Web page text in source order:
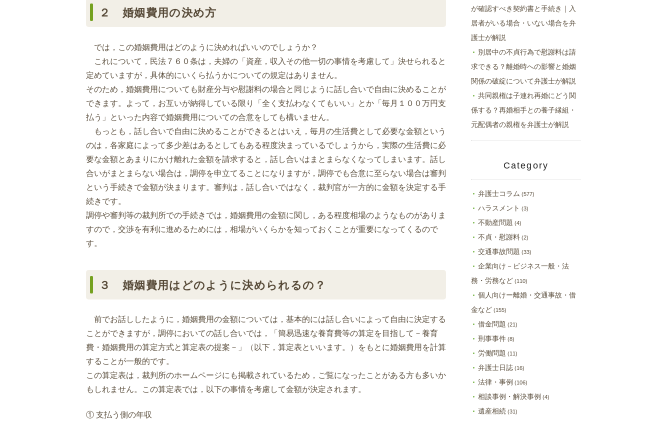
２ 婚姻費用の決め方
では，この婚姻費用はどのように決めればいいのでしょうか？
これについて，民法７６０条は，夫婦の「資産，収入その他一切の事情を考慮して」決せられると
定めていますが，具体的にいくら払うかについての規定はありません。
そのため，婚姻費用についても財産分与や慰謝料の場合と同じように話し合いで自由に決めることが
できます。よって，お互いが納得している限り「全く支払わなくてもいい」とか「毎月１００万円支
払う」といった内容で婚姻費用についての合意をしても構いません。
もっとも，話し合いで自由に決めることができるとはいえ，毎月の生活費として必要な金額という
のは，各家庭によって多少差はあるとしてもある程度決まっているでしょうから，実際の生活費に必
要な金額とあまりにかけ離れた金額を請求すると，話し合いはまとまらなくなってしまいます。話し
合いがまとまらない場合は，調停を申立てることになりますが，調停でも合意に至らない場合は審判
という手続きで金額が決まります。審判は，話し合いではなく，裁判官が一方的に金額を決定する手
続きです。
調停や審判等の裁判所での手続きでは，婚姻費用の金額に関し，ある程度相場のようなものがありま
すので，交渉を有利に進めるためには，相場がいくらかを知っておくことが重要になってくるので
す。
３ 婚姻費用はどのように決められるの？
前でお話ししたように，婚姻費用の金額については，基本的には話し合いによって自由に決定する
ことができますが，調停においての話し合いでは，「簡易迅速な養育費等の算定を目指して－養育
費・婚姻費用の算定方式と算定表の提案－」（以下，算定表といいます。）をもとに婚姻費用を計算
することが一般的です。
この算定表は，裁判所のホームページにも掲載されているため，ご覧になったことがある方も多いか
もしれません。この算定表では，以下の事情を考慮して金額が決定されます。
① 支払う側の年収
が確認すべき契約書と手続き｜入
居者がいる場合・いない場合を弁
護士が解説
別居中の不貞行為で慰謝料は請
求できる？離婚時への影響と婚姻
関係の破綻について弁護士が解説
共同親権は子連れ再婚にどう関
係する？再婚相手との養子縁組・
元配偶者の親権を弁護士が解説
Category
弁護士コラム (577)
ハラスメント (3)
不動産問題 (4)
不貞・慰謝料 (2)
交通事故問題 (33)
企業向け－ビジネス一般・法
務・労務など (110)
個人向けー離婚・交通事故・借
金など (155)
借金問題 (21)
刑事事件 (8)
労働問題 (11)
弁護士日誌 (16)
法律・事例 (106)
相談事例・解決事例 (4)
遺産相続 (31)